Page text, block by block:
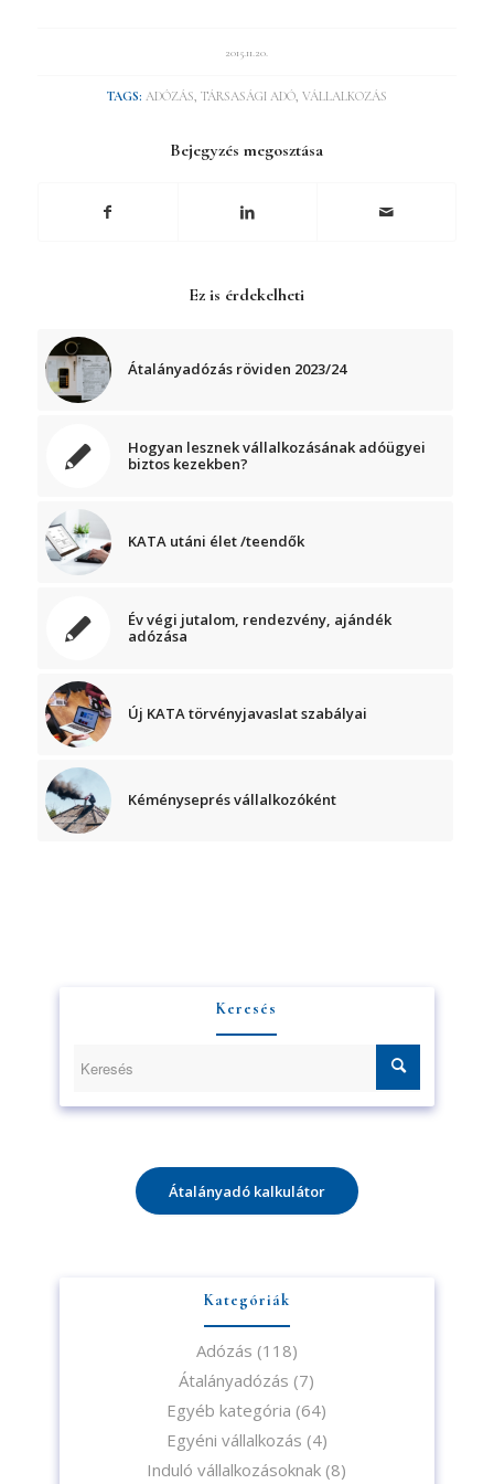
2015.11.20.
TAGS: ADÓZÁS, TÁRSASÁGI ADÓ, VÁLLALKOZÁS
Bejegyzés megosztása
Ez is érdekelheti
Átalányadózás röviden 2023/24
Hogyan lesznek vállalkozásának adóügyei
biztos kezekben?
KATA utáni élet /teendők
Év végi jutalom, rendezvény, ajándék
adózása
Új KATA törvényjavaslat szabályai
Kéményseprés vállalkozóként
Keresés
Átalányadó kalkulátor
Kategóriák
Adózás (118)
Átalányadózás (7)
Egyéb kategória (64)
Egyéni vállalkozás (4)
Induló vállalkozásoknak (8)